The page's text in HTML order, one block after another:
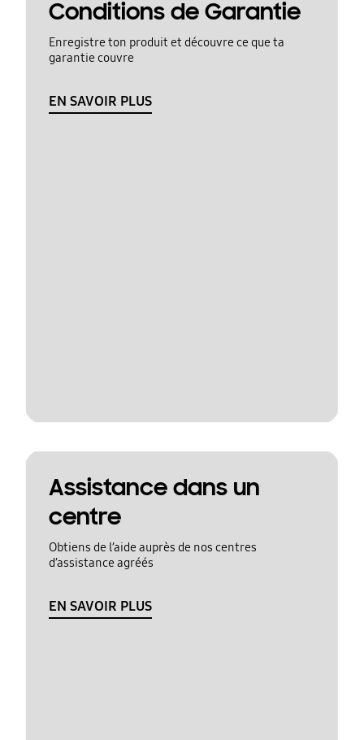
Conditions de Garantie
Enregistre ton produit et découvre ce que ta
garantie couvre
EN SAVOIR PLUS
Assistance dans un
centre
Obtiens de l’aide auprès de nos centres
d’assistance agréés
EN SAVOIR PLUS